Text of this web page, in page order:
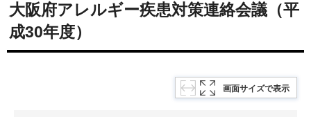
大阪府アレルギー疾患対策連絡会議（平
成30年度）
画面サイズで表示